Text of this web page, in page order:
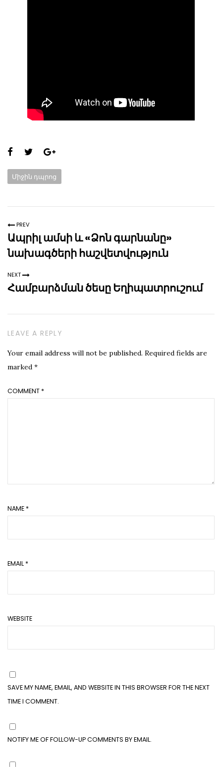
Share
page:
Categories:
Միջին դպրոց
PREV
Ապրիլ ամսի և «Ձոն գարնանը»
նախագծերի հաշվետվություն
NEXT
Համբարձման ծեսը Եղիպատրուշում
LEAVE A REPLY
Your email address will not be published. Required fields are
marked *
COMMENT *
NAME *
EMAIL *
WEBSITE
SAVE MY NAME, EMAIL, AND WEBSITE IN THIS BROWSER FOR THE NEXT
TIME I COMMENT.
NOTIFY ME OF FOLLOW-UP COMMENTS BY EMAIL.